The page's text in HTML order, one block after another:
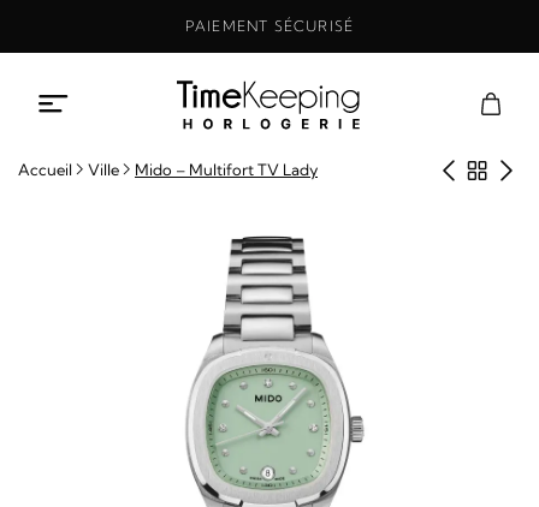
PAIEMENT SÉCURISÉ
Accueil Ville Mido – Multifort TV Lady